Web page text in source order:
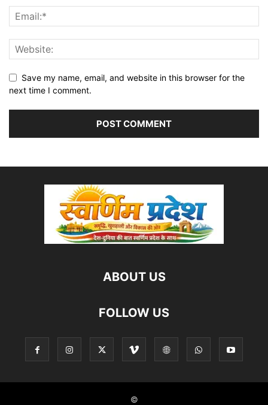
Save my name, email, and website in this browser for the
next time I comment.
ABOUT US
FOLLOW US
©